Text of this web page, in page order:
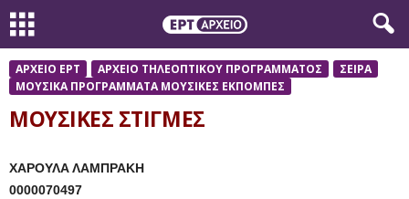
ΑΡΧΕΙΟ ΕΡΤ ΑΡΧΕΙΟ ΤΗΛΕΟΠΤΙΚΟΥ ΠΡΟΓΡΑΜΜΑΤΟΣ
ΣΕΙΡΑ
ΜΟΥΣΙΚΑ ΠΡΟΓΡΑΜΜΑΤΑ ΜΟΥΣΙΚΕΣ ΕΚΠΟΜΠΕΣ
ΜΟΥΣΙΚΕΣ ΣΤΙΓΜΕΣ
ΧΑΡΟΥΛΑ ΛΑΜΠΡΑΚΗ
0000070497